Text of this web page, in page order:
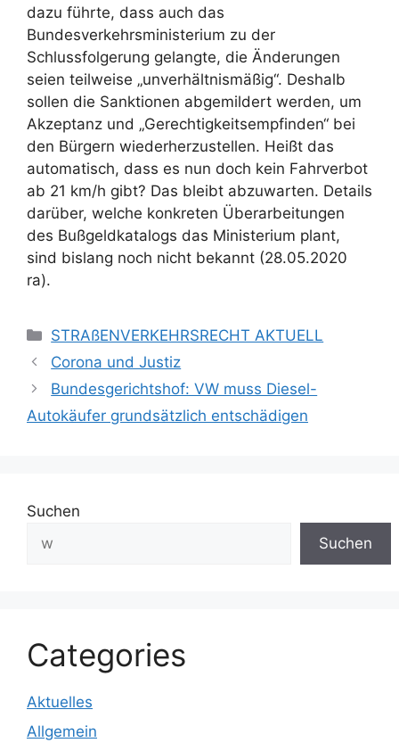
dazu führte, dass auch das
Bundesverkehrsministerium zu der
Schlussfolgerung gelangte, die Änderungen
seien teilweise „unverhältnismäßig“. Deshalb
sollen die Sanktionen abgemildert werden, um
Akzeptanz und „Gerechtigkeitsempfinden“ bei
den Bürgern wiederherzustellen. Heißt das
automatisch, dass es nun doch kein Fahrverbot
ab 21 km/h gibt? Das bleibt abzuwarten. Details
darüber, welche konkreten Überarbeitungen
des Bußgeldkatalogs das Ministerium plant,
sind bislang noch nicht bekannt (28.05.2020
ra).
STRAßENVERKEHRSRECHT AKTUELL
Corona und Justiz
Bundesgerichtshof: VW muss Diesel-
Autokäufer grundsätzlich entschädigen
Suchen
Suchen
Categories
Aktuelles
Allgemein